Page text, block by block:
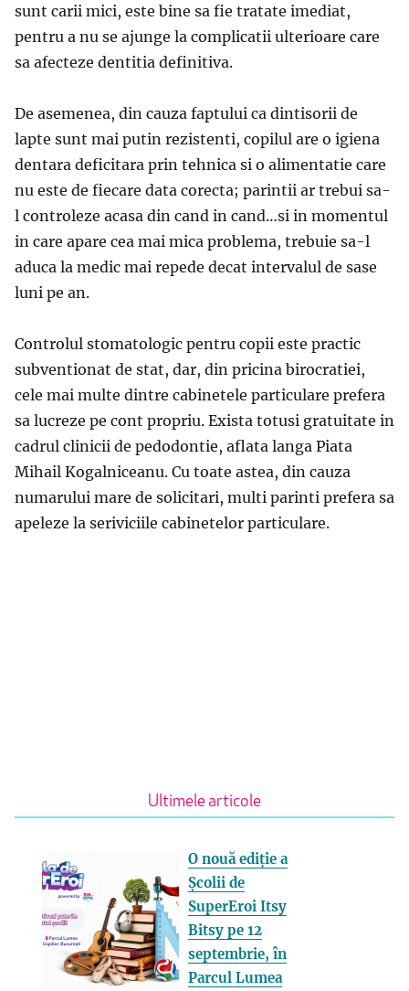
sunt carii mici, este bine sa fie tratate imediat,
pentru a nu se ajunge la complicatii ulterioare care
sa afecteze dentitia definitiva.
De asemenea, din cauza faptului ca dintisorii de
lapte sunt mai putin rezistenti, copilul are o igiena
dentara deficitara prin tehnica si o alimentatie care
nu este de fiecare data corecta; parintii ar trebui sa-
l controleze acasa din cand in cand…si in momentul
in care apare cea mai mica problema, trebuie sa-l
aduca la medic mai repede decat intervalul de sase
luni pe an.
Controlul stomatologic pentru copii este practic
subventionat de stat, dar, din pricina birocratiei,
cele mai multe dintre cabinetele particulare prefera
sa lucreze pe cont propriu. Exista totusi gratuitate in
cadrul clinicii de pedodontie, aflata langa Piata
Mihail Kogalniceanu. Cu toate astea, din cauza
numarului mare de solicitari, multi parinti prefera sa
apeleze la seriviciile cabinetelor particulare.
Ultimele articole
O nouă ediție a
Școlii de
SuperEroi Itsy
Bitsy pe 12
septembrie, în
Parcul Lumea